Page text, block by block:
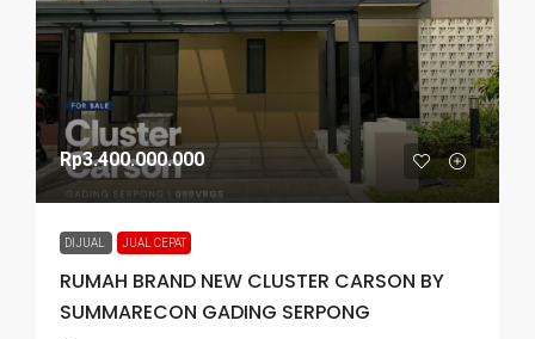
Rp3.400.000.000
DIJUAL JUAL CEPAT
RUMAH BRAND NEW CLUSTER CARSON BY
SUMMARECON GADING SERPONG